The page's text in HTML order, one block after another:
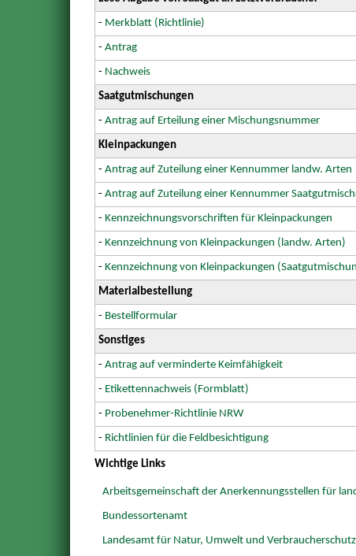
- Merkblatt (Richtlinie)
-Antrag
- Nachweis
Saatgutmischungen
-Antrag auf Erteilung einer Mischungsnummer
Kleinpackungen
-Antrag auf Zuteilung einer Kennummer landw. Arten
-Antrag auf Zuteilung einer Kennummer
-Kennzeichnungsvorschriften für Kleinpackungen
-Kennzeichnung von Kleinpackungen (landw. Arten)
-Kennzeichnung von Kleinpackungen
Materialbestellung
- Bestellformular
Sonstiges
-Antrag auf verminderte Keimfähigkeit
- Etikettennachweis (Formblatt)
- Probenehmer-Richtlinie NRW
- Richtlinien für die Feldbesichtigung
Wichtige Links
Arbeitsgemeinschaft der Anerkennungsstellen für
Bundessortenamt
Landesamt für Natur, Umwelt und